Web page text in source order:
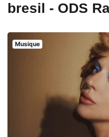
bresil - ODS
Musique